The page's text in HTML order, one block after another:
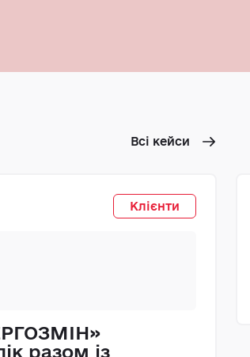
Всі кейси
Клієнти
разом із